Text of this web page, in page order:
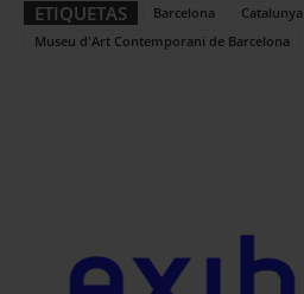
ETIQUETAS Barcelona Catalunya
Museu d'Art Contemporani de Barcelona